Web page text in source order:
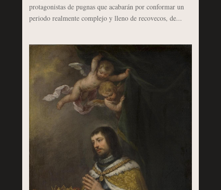
protagonistas de pugnas que acabarán por conformar un
periodo realmente complejo y lleno de recovecos, de...